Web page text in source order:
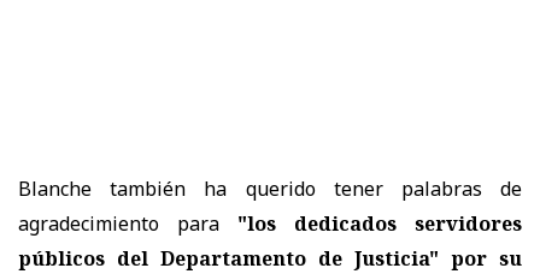
Blanche también ha querido tener palabras de
agradecimiento para "los dedicados servidores
públicos del Departamento de Justicia" por su